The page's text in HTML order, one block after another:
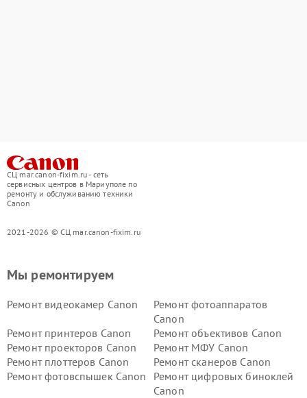
СЦ mar.canon-fixim.ru - сеть
сервисных центров в Мариуполе по
ремонту и обслуживанию техники
Canon
2021-2026 © СЦ mar.canon-fixim.ru
Мы ремонтируем
Ремонт видеокамер Canon
Ремонт фотоаппаратов
Canon
Ремонт принтеров Canon
Ремонт объективов Canon
Ремонт проекторов Canon
Ремонт МФУ Canon
Ремонт плоттеров Canon
Ремонт сканеров Canon
Ремонт фотовспышек Canon
Ремонт цифровых биноклей
Canon